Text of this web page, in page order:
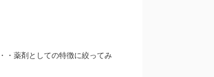
・薬剤としての特徴に絞ってみ